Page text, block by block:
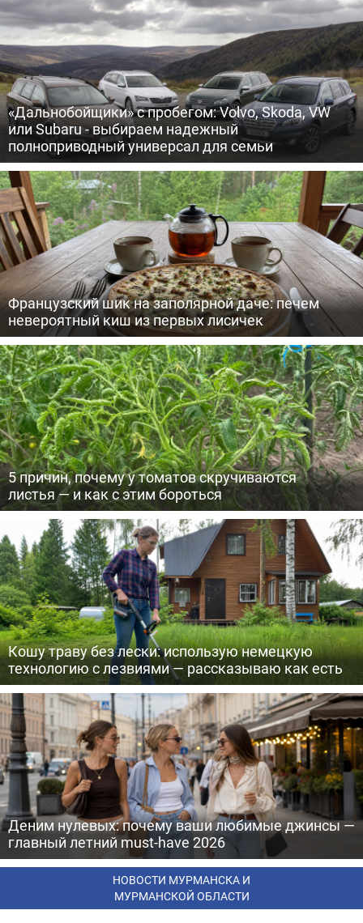
«Дальнобойщики» с пробегом: Volvo, Skoda, VW
или Subaru - выбираем надежный
полноприводный универсал для семьи
Французский шик на заполярной даче: печем
невероятный киш из первых лисичек
5 причин, почему у томатов скручиваются
листья — и как с этим бороться
Кошу траву без лески: использую немецкую
технологию с лезвиями — рассказываю как есть
Деним нулевых: почему ваши любимые джинсы —
главный летний must-have 2026
НОВОСТИ МУРМАНСКА И
МУРМАНСКОЙ ОБЛАСТИ